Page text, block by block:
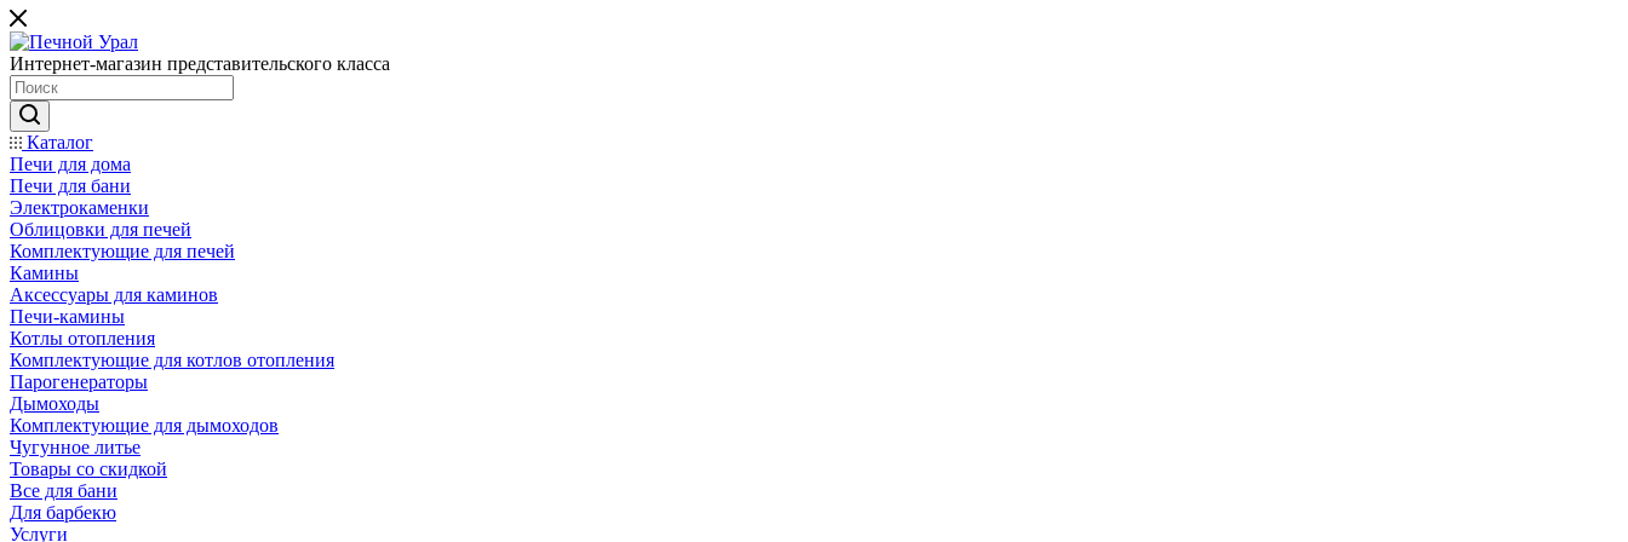
Интернет-магазин представительского класса
Каталог
Печи для дома
Печи для бани
Электрокаменки
Облицовки для печей
Комплектующие для печей
Камины
Аксессуары для каминов
Печи-камины
Котлы отопления
Комплектующие для котлов отопления
Парогенераторы
Дымоходы
Комплектующие для дымоходов
Чугунное литье
Товары со скидкой
Все для бани
Для барбекю
Услуги